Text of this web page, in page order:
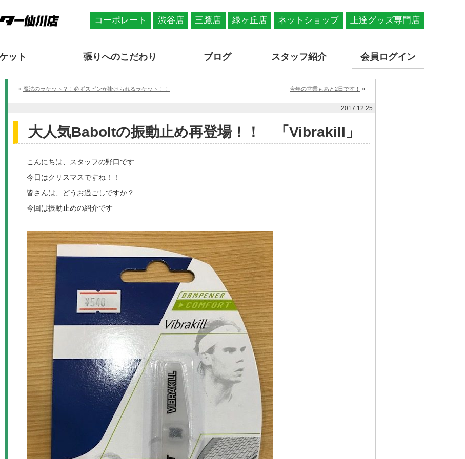
コーポレート 渋谷店 三鷹店 緑ヶ丘店 ネットショップ 上達グッズ専門店
ット 張りへのこだわり ブログ スタッフ紹介 会員ログイン
« 魔法のラケット？！必ずスピンが掛けられるラケット！！ 今年の営業もあと2日です！ »
2017.12.25
大人気Baboltの振動止め再登場！！ 「Vibrakill」
こんにちは、スタッフの野口です
今日はクリスマスですね！！
皆さんは、どうお過ごしですか？
今回は振動止めの紹介です